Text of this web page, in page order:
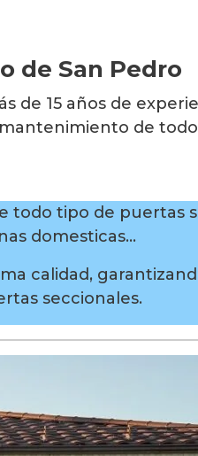
de San Pedro
de 15 años de
de
todo tipo de puertas
domesticas…
calidad,
seccionales.